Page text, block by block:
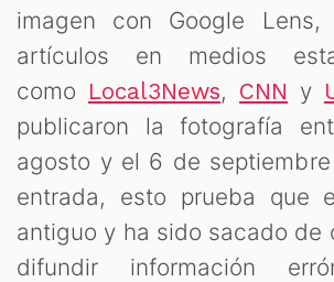
imagen con Google Lens,
artículos en medios
como Local3News, CNN y
publicaron la fotografía
agosto y el 6 de
entrada, esto prueba que
antiguo y ha sido sacado de
difundir información